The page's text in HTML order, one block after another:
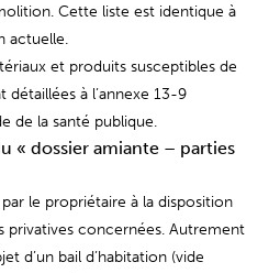
Cette liste est identique à
actuelle.
et produits susceptibles de
détaillées à l’annexe 13-9
de la santé publique.
« dossier amiante – parties
le propriétaire à la disposition
privatives concernées. Autrement
d’un bail d’habitation (vide